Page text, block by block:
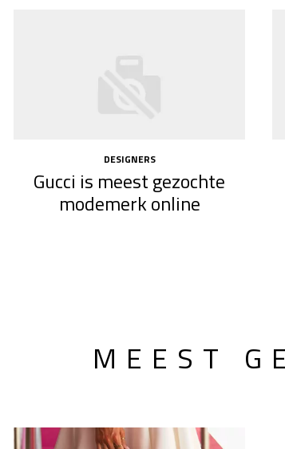
DESIGNERS
Gucci is meest gezochte
modemerk online
MEEST